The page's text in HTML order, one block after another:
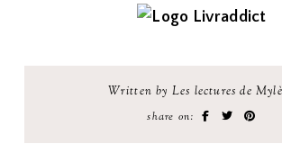
Written by Les lectures de
share on: